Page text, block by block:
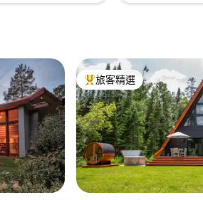
旅客精選榜首
旅客精選